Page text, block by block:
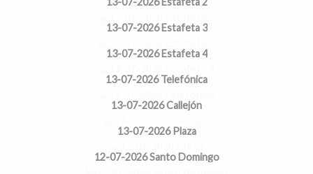
13-07-2026 Estafeta 3
13-07-2026 Estafeta 4
13-07-2026 Telefónica
13-07-2026 Callejón
13-07-2026 Plaza
12-07-2026 Santo Domingo